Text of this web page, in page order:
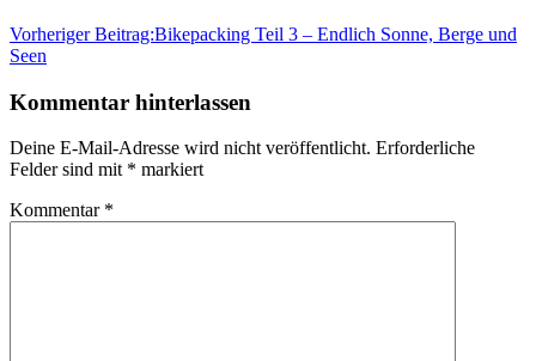
Vorheriger Beitrag:Bikepacking Teil 3 – Endlich Sonne, Berge und
Seen
Kommentar hinterlassen
Deine E-Mail-Adresse wird nicht veröffentlicht. Erforderliche
Felder sind mit * markiert
Kommentar *